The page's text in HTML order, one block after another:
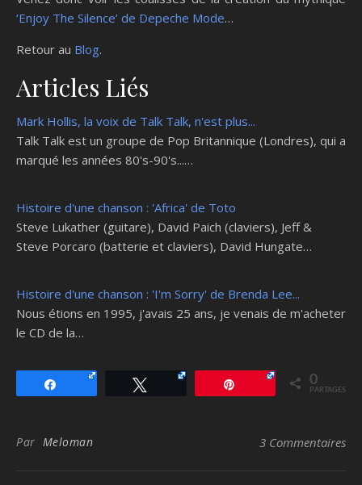
‘Enjoy The Silence’ de Depeche Mode…
Retour au Blog.
Articles Liés
Mark Hollis, la voix de Talk Talk, n'est plus...
Talk Talk est un groupe de Pop Britannique (Londres), qui a
marqué les années 80's-90's...…
Histoire d'une chanson : 'Africa' de Toto
Steve Lukather (guitare), David Paich (claviers), Jeff &
Steve Porcaro (batterie et claviers), David Hungate…
Histoire d'une chanson : 'I'm Sorry' de Brenda Lee...
Nous étions en 1995, j'avais 25 ans, je venais de m'acheter
le CD de la…
0
PARTAGES
Par Meloman 3 Commentaires